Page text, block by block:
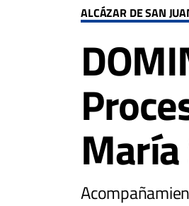
ALCÁZAR DE SAN